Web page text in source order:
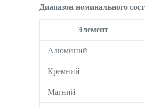
Диапазон номинального
Элемент
Алюминий
Кремний
Магний